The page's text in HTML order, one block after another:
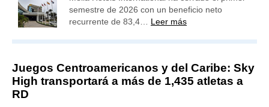
semestre de 2026 con un beneficio neto
recurrente de 83,4… Leer más
Juegos Centroamericanos y del Caribe: Sky
High transportará a más de 1,435 atletas a
RD